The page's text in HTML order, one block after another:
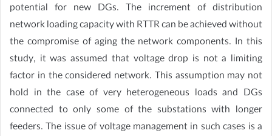
potential for new DGs. The increment of distribution
network loading capacity with RTTR can be achieved without
the compromise of aging the network components. In this
study, it was assumed that voltage drop is not a limiting
factor in the considered network. This assumption may not
hold in the case of very heterogeneous loads and DGs
connected to only some of the substations with longer
feeders. The issue of voltage management in such cases is a